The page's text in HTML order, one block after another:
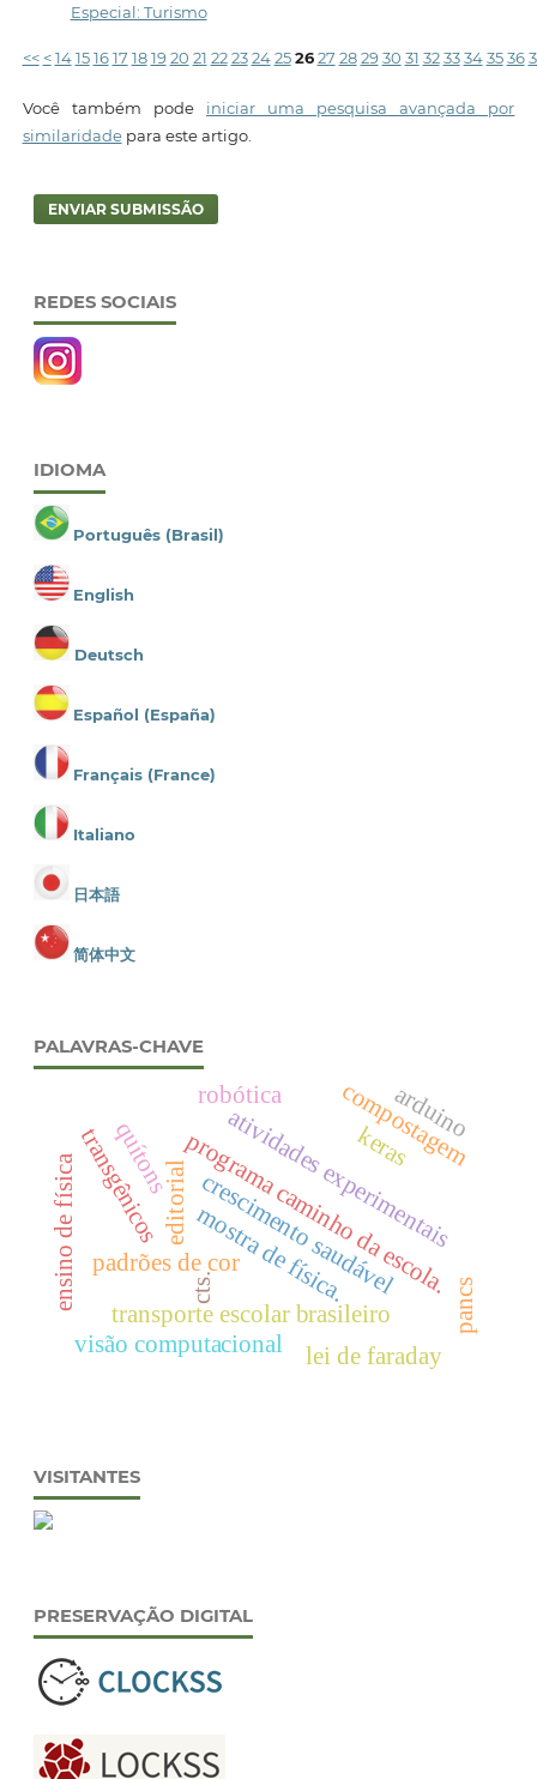
Especial: Turismo
<< < 14 15 16 17 18 19 20 21 22 23 24 25 26 27 28 29 30 31 32 33 34 35 36
Você também pode iniciar uma pesquisa avançada por
similaridadepara este artigo.
ENVIAR SUBMISSÃO
REDES SOCIAIS
IDIOMA
Português (Brasil)
English
Deutsch
Español (España)
Français (France)
Italiano
日本語
简体中文
PALAVRAS-CHAVE
editorial
padrões de cor
atividades experimentais
mostra de física.
transporte escolar brasileiro
programa caminho da escola.
quítons
robótica
visão computacional
keras
crescimento saudável
transgênicos
cts.
compostagem
ensino de física
lei de faraday
arduino
pancs
VISITANTES
PRESERVAÇÃO DIGITAL